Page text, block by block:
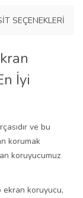
SEÇENEKLERI
İyi
ve bu
korumak
koruyucumuz
koruyucu,